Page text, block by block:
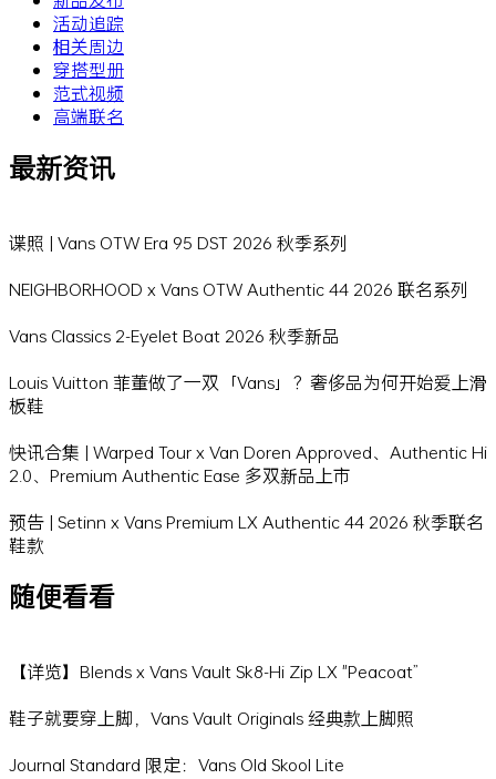
活动追踪
相关周边
穿搭型册
范式视频
高端联名
最新资讯
谍照 | Vans OTW Era 95 DST 2026 秋季系列
NEIGHBORHOOD x Vans OTW Authentic 44 2026 联名系列
Vans Classics 2-Eyelet Boat 2026 秋季新品
Louis Vuitton 菲董做了一双「Vans」？奢侈品为何开始爱上滑
板鞋
快讯合集 | Warped Tour x Van Doren Approved、Authentic Hi
2.0、Premium Authentic Ease 多双新品上市
预告 | Setinn x Vans Premium LX Authentic 44 2026 秋季联名
鞋款
随便看看
【详览】Blends x Vans Vault Sk8-Hi Zip LX "Peacoat”
鞋子就要穿上脚，Vans Vault Originals 经典款上脚照
Journal Standard 限定：Vans Old Skool Lite